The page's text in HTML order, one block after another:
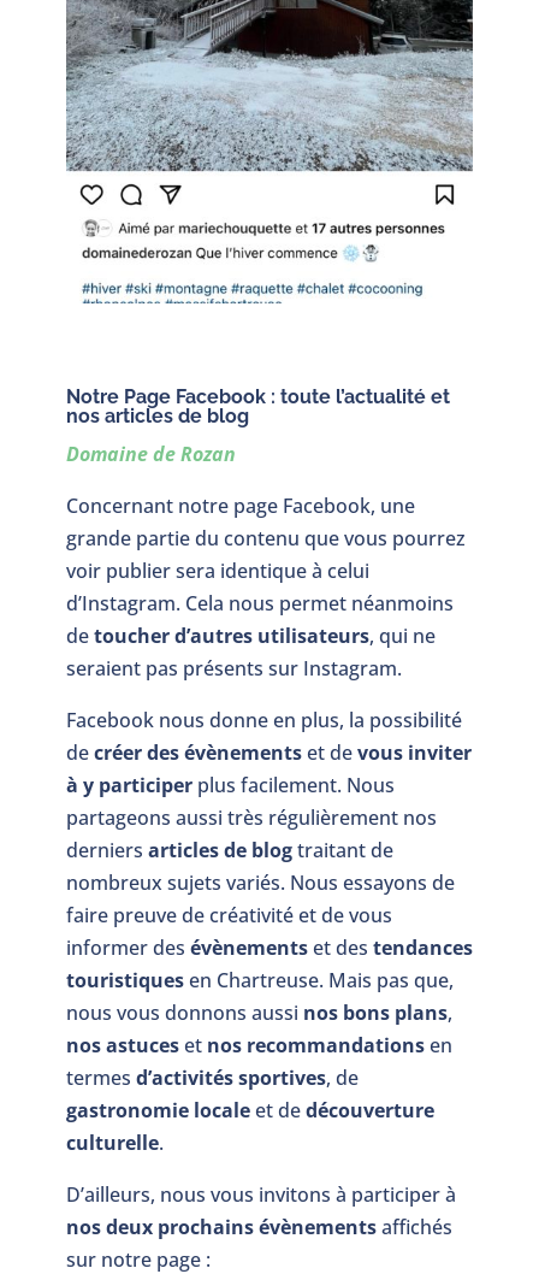
Notre Page Facebook : toute l’actualité et
nos articles de blog
Domaine de Rozan
Concernant notre page Facebook, une
grande partie du contenu que vous pourrez
voir publier sera identique à celui
d’Instagram. Cela nous permet néanmoins
detoucher d’autres utilisateurs, qui ne
seraient pas présents sur Instagram.
Facebook nous donne en plus, la possibilité
decréer des évènementset devous inviter
à y participerplus facilement. Nous
partageons aussi très régulièrement nos
derniers articles de blogtraitant de
nombreux sujets variés. Nous essayons de
faire preuve de créativité et de vous
informer des évènementset des tendances
touristiquesen Chartreuse. Mais pas que,
nous vous donnons aussi nos bons plans,
nos astuceset nos recommandationsen
termes d’activités sportives, de
gastronomie localeet dedécouverture
culturelle.
D’ailleurs, nous vous invitons à participer à
nos deux prochains évènementsaffichés
sur notre page :